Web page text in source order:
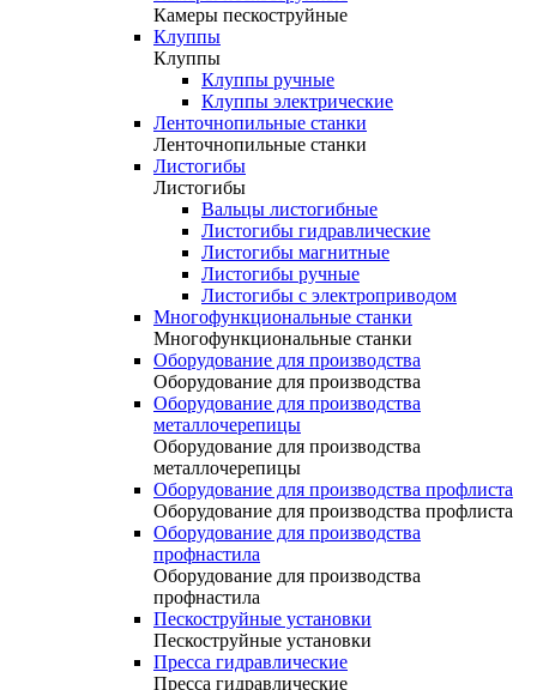
Камеры пескоструйные
Клуппы
Клуппы
Клуппы ручные
Клуппы электрические
Ленточнопильные станки
Ленточнопильные станки
Листогибы
Листогибы
Вальцы листогибные
Листогибы гидравлические
Листогибы магнитные
Листогибы ручные
Листогибы с электроприводом
Многофункциональные станки
Многофункциональные станки
Оборудование для производства
Оборудование для производства
Оборудование для производства
металлочерепицы
Оборудование для производства
металлочерепицы
Оборудование для производства профлиста
Оборудование для производства профлиста
Оборудование для производства
профнастила
Оборудование для производства
профнастила
Пескоструйные установки
Пескоструйные установки
Пресса гидравлические
Пресса гидравлические